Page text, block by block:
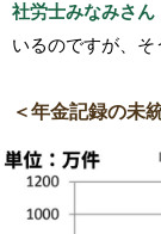
社労士みなみさん
いるのですが、そ
＜年金記録の未